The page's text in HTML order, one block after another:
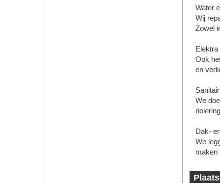
Water
Wij
Zowel
Elektra
Ook
en
We
Dak-
We
maken